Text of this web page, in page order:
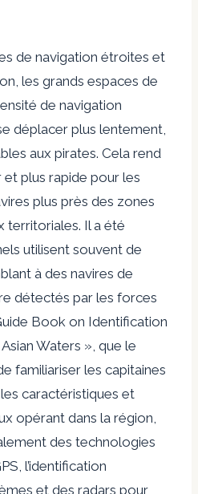
de navigation étroites et
les grands espaces de
de navigation
déplacer plus lentement,
aux pirates. Cela rend
plus rapide pour les
plus près des zones
territoriales. Il a été
utilisent souvent de
à des navires de
détectés par les forces
Book on Identification
Waters », que le
familiariser les capitaines
caractéristiques et
opérant dans la région,
des technologies
l’identification
et des radars pour